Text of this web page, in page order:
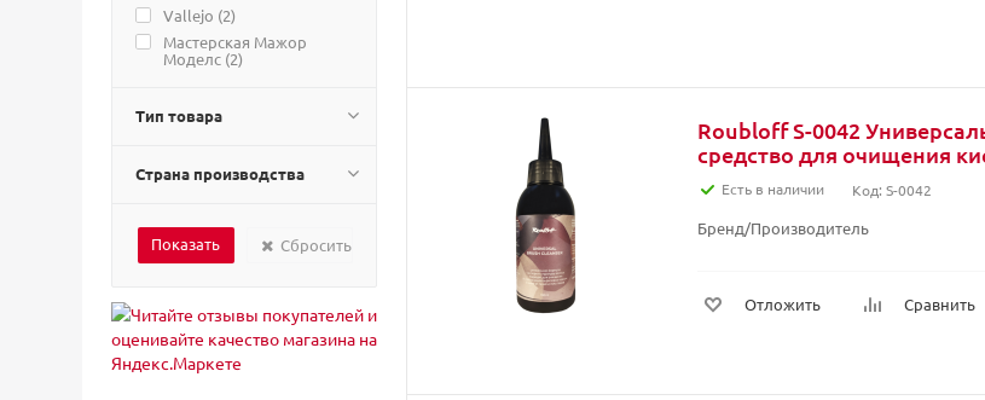
Vallejo (2)
Мастерская Мажор
Моделс (2)
Тип товара
Страна производства
Сбросить
Roubloff S-0042
средство для очищения
Есть в наличии Код: S-0042
Бренд/Производитель
Отложить Сравнить